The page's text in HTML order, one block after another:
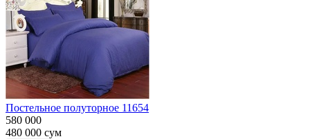
Постельное полуторное 11654
580 000
480 000 сум